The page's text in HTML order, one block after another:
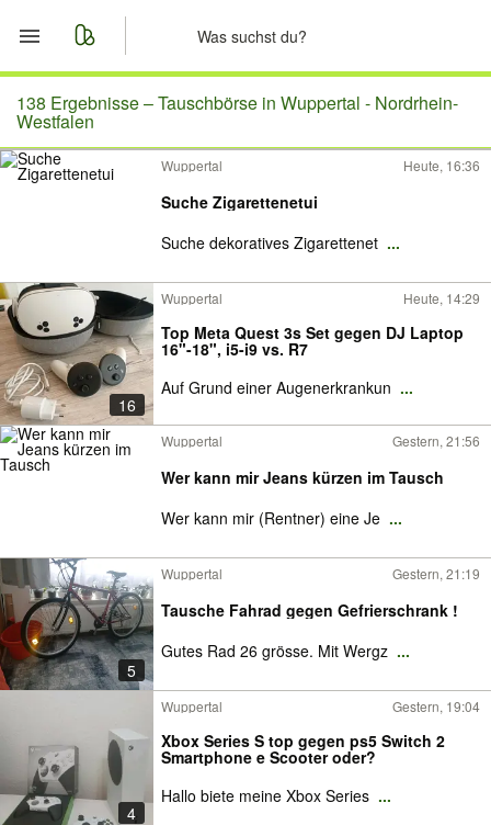
Start
Merkliste
Nachrichten
138 Ergebnisse –Tauschbörse in Wuppertal - Nordrhein-
Westfalen
Wuppertal Heute, 16:36
Suche Zigarettenetui
Suche dekoratives Zigarettenet ...
16
Wuppertal Heute, 14:29
Top Meta Quest 3s Set gegen DJ Laptop
16"-18", i5-i9 vs. R7
Auf Grund einer Augenerkrankun ...
Wuppertal Gestern, 21:56
Wer kann mir Jeans kürzen im Tausch
Wer kann mir (Rentner) eine Je ...
5
Wuppertal Gestern, 21:19
Tausche Fahrad gegen Gefrierschrank !
Gutes Rad 26 grösse. Mit Wergz ...
4
Wuppertal Gestern, 19:04
Xbox Series S top gegen ps5 Switch 2
Smartphone e Scooter oder?
Hallo biete meine Xbox Series ...